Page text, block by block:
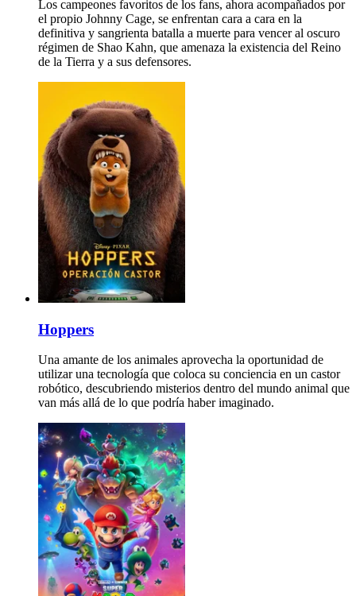
Los campeones favoritos de los fans, ahora acompañados por
el propio Johnny Cage, se enfrentan cara a cara en la
definitiva y sangrienta batalla a muerte para vencer al oscuro
régimen de Shao Kahn, que amenaza la existencia del Reino
de la Tierra y a sus defensores.
Hoppers
Una amante de los animales aprovecha la oportunidad de
utilizar una tecnología que coloca su conciencia en un castor
robótico, descubriendo misterios dentro del mundo animal que
van más allá de lo que podría haber imaginado.